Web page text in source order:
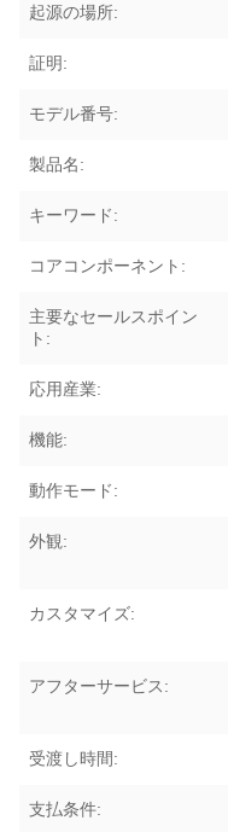
起源の場所:
証明:
モデル番号:
製品名:
キーワード:
コアコンポーネント:
主要なセールスポイン
ト:
応用産業:
機能:
動作モード:
外観:
カスタマイズ:
アフターサービス:
受渡し時間:
支払条件: